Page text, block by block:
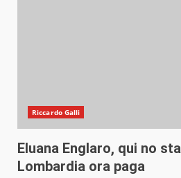
Riccardo Galli
Eluana Englaro, qui no
Lombardia ora paga